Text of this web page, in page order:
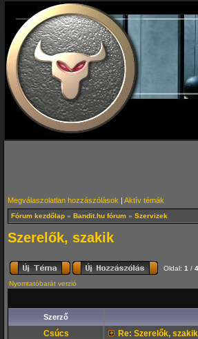
Megválaszolatlan hozzászólások | Aktív témák
Fórum kezdőlap » Bandit.hu fórum » Szervizek
Szerelők, szakik
Oldal: 1 / 4
Nyomtatóbarát verzió
Szerző
Csúcs Re: Szerelők, szakik